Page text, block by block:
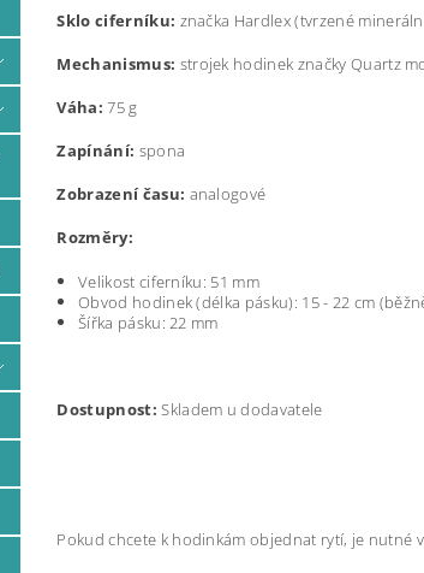
Sklo ciferníku: značka Hardlex (tvrzené
Mechanismus: strojek hodinek značky Quartz
Váha: 75 g
Zapínání: spona
Zobrazení času: analogové
Rozměry:
Velikost ciferníku: 51 mm
Obvod hodinek (délka pásku): 15 - 22 cm
Šířka pásku:22 mm
Dostupnost: Skladem u dodavatele
Pokud chcete k hodinkám objednat rytí, je nutné